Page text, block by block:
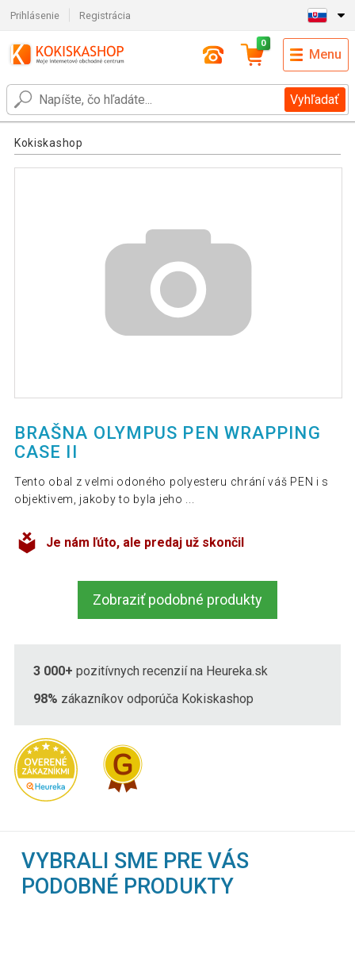
Prihlásenie Registrácia
Vyhľadať
0
Menu
Kokiskashop
BRAŠNA OLYMPUS PEN WRAPPING
CASE II
Tento obal z velmi odoného polyesteru chrání váš PEN i s
objektivem, jakoby to byla jeho ...
Je nám ľúto, ale predaj už skončil
Zobraziť podobné produkty
3 000+ pozitívnych recenzií na Heureka.sk
98% zákazníkov odporúča Kokiskashop
VYBRALI SME PRE VÁS
PODOBNÉ PRODUKTY